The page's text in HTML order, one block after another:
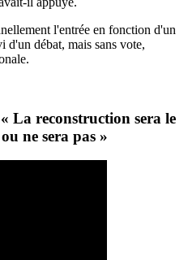
l'entrée en fonction d'un
d'un débat, mais sans vote,
La reconstruction sera le
ne sera pas »